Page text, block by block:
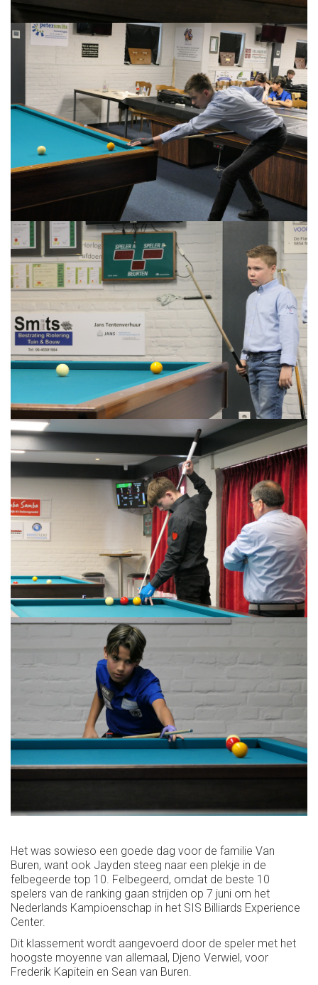
Het was sowieso een goede dag voor de familie Van
Buren, want ook Jayden steeg naar een plekje in de
felbegeerde top 10. Felbegeerd, omdat de beste 10
spelers van de ranking gaan strijden op 7 juni om het
Nederlands Kampioenschap in het SIS Billiards Experience
Center.
Dit klassement wordt aangevoerd door de speler met het
hoogste moyenne van allemaal, Djeno Verwiel, voor
Frederik Kapitein en Sean van Buren.